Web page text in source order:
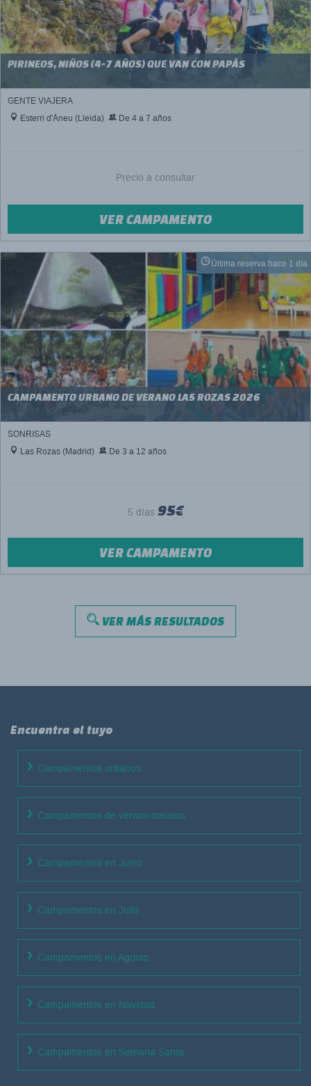
PIRINEOS, NIÑOS (4-7 AÑOS) QUE VAN CON PAPÁS
GENTE VIAJERA
Esterri d'Àneu (Lleida)
De 4 a 7 años
Precio a consultar
VER CAMPAMENTO
Última reserva hace 1 día
CAMPAMENTO URBANO DE VERANO LAS ROZAS 2026
SONRISAS
Las Rozas (Madrid)
De 3 a 12 años
5 días 95€
VER CAMPAMENTO
VER MÁS RESULTADOS
Encuentra el tuyo
Campamentos urbanos
Campamentos de verano baratos
Campamentos en Junio
Campamentos en Julio
Campamentos en Agosto
Campamentos en Navidad
Campamentos en Semana Santa